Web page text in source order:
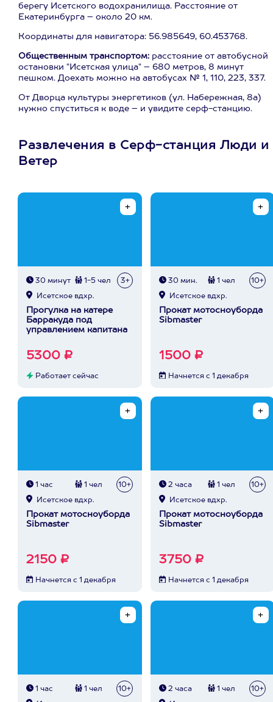
берегу Исетского водохранилища. Расстояние от
Екатеринбурга – около 20 км.
Координаты для навигатора: 56.985649, 60.453768.
Общественным транспортом: расстояние от автобусной
остановки "Исетская улица" – 680 метров, 8 минут
пешком. Доехать можно на автобусах № 1, 110, 223, 337.
От Дворца культуры энергетиков (ул. Набережная, 8а)
нужно спуститься к воде – и увидите серф-станцию.
Развлечения в Серф-станция Люди и
Ветер
30 минут 1-5 чел 3+
Исетское вдхр.
Прогулка на катере
Барракуда под
управлением капитана
5300 ₽
Работает сейчас
30 мин. 1 чел 10+
Исетское вдхр.
Прокат мотосноуборда
Sibmaster
1500 ₽
Начнется с 1 декабря
1 час 1 чел 10+
Исетское вдхр.
Прокат мотосноуборда
Sibmaster
2150 ₽
Начнется с 1 декабря
2 часа 1 чел 10+
Исетское вдхр.
Прокат мотосноуборда
Sibmaster
3750 ₽
Начнется с 1 декабря
1 час 1 чел 10+ 2 часа 1 чел 10+